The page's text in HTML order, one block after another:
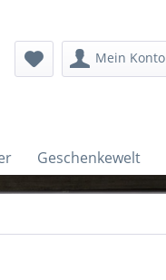
Mein Konto
Geschenkewelt